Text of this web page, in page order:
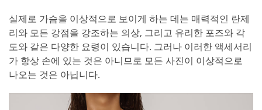
실제로 가슴을 이상적으로 보이게 하는 데는 매력적인 란제
리와 모든 강점을 강조하는 의상, 그리고 유리한 포즈와 각
도와 같은 다양한 요령이 있습니다. 그러나 이러한 액세서리
가 항상 손에 있는 것은 아니므로 모든 사진이 이상적으로
나오는 것은 아닙니다.